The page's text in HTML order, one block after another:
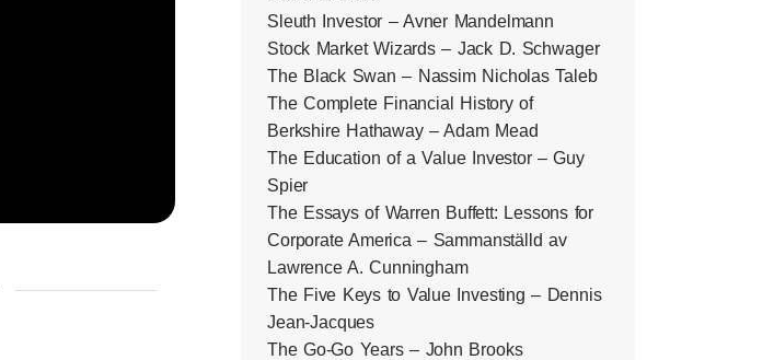
Sleuth Investor – Avner Mandelmann
Stock Market Wizards – Jack D. Schwager
The Black Swan – Nassim Nicholas Taleb
The Complete Financial History of
Berkshire Hathaway – Adam Mead
The Education of a Value Investor – Guy
Spier
The Essays of Warren Buffett: Lessons for
Corporate America – Sammanställd av
Lawrence A. Cunningham
The Five Keys to Value Investing – Dennis
Jean-Jacques
The Go-Go Years – John Brooks